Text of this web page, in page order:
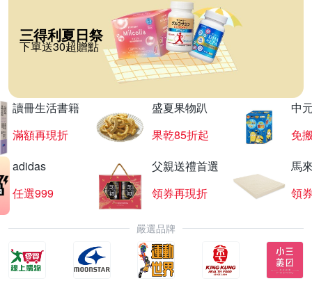
三得利夏日祭
下單送30超贈點
讀冊生活書籍
滿額再現折
盛夏果物趴
果乾85折起
中
免
adidas
任選999
父親送禮首選
領券再現折
馬
領
嚴選品牌